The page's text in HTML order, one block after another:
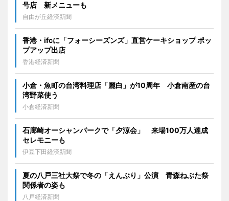
号店 新メニューも
自由が丘経済新聞
香港・ifcに「フォーシーズンズ」直営ケーキショップ ポッ
プアップ出店
香港経済新聞
小倉・魚町の台湾料理店「麗白」が10周年 小倉南産の台
湾野菜使う
小倉経済新聞
石廊崎オーシャンパークで「夕涼会」 来場100万人達成
セレモニーも
伊豆下田経済新聞
夏の八戸三社大祭で冬の「えんぶり」公演 青森ねぶた祭
関係者の姿も
八戸経済新聞